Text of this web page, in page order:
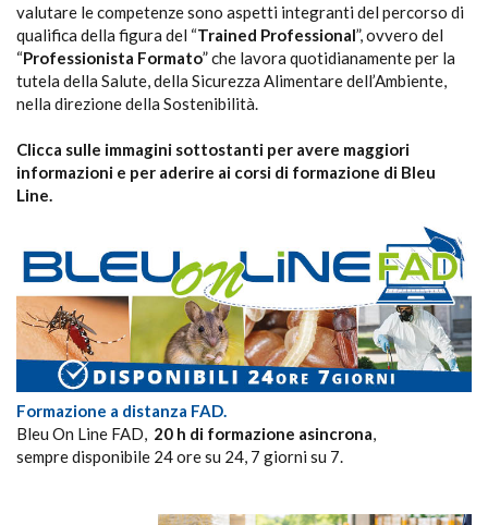
valutare le competenze sono aspetti integranti del percorso di
qualifica della figura del “Trained Professional”, ovvero del
“Professionista Formato” che lavora quotidianamente per la
tutela della Salute, della Sicurezza Alimentare dell’Ambiente,
nella direzione della Sostenibilità.
Clicca sulle immagini sottostanti per avere maggiori
informazioni e per aderire ai corsi di formazione di Bleu
Line.
Formazione a distanza FAD.
Bleu On Line FAD, 20 h di formazione asincrona,
sempre disponibile 24 ore su 24, 7 giorni su 7.